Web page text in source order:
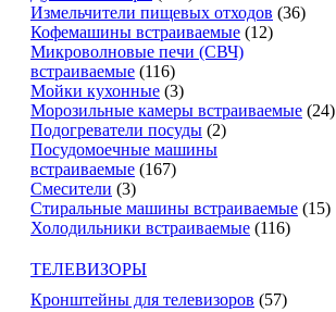
Измельчители пищевых отходов (36)
Кофемашины встраиваемые (12)
Микроволновые печи (СВЧ)
встраиваемые (116)
Мойки кухонные (3)
Морозильные камеры встраиваемые (24)
Подогреватели посуды (2)
Посудомоечные машины
встраиваемые (167)
Смесители (3)
Стиральные машины встраиваемые (15)
Холодильники встраиваемые (116)
ТЕЛЕВИЗОРЫ
Кронштейны для телевизоров (57)